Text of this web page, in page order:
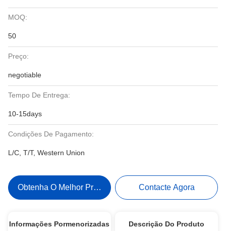
MOQ:
50
Preço:
negotiable
Tempo De Entrega:
10-15days
Condições De Pagamento:
L/C, T/T, Western Union
Obtenha O Melhor Preço Contacte Agora
Informações Pormenorizadas Descrição Do Produto